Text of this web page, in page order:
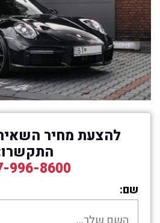
להצעת מחיר
996-8600
שם: